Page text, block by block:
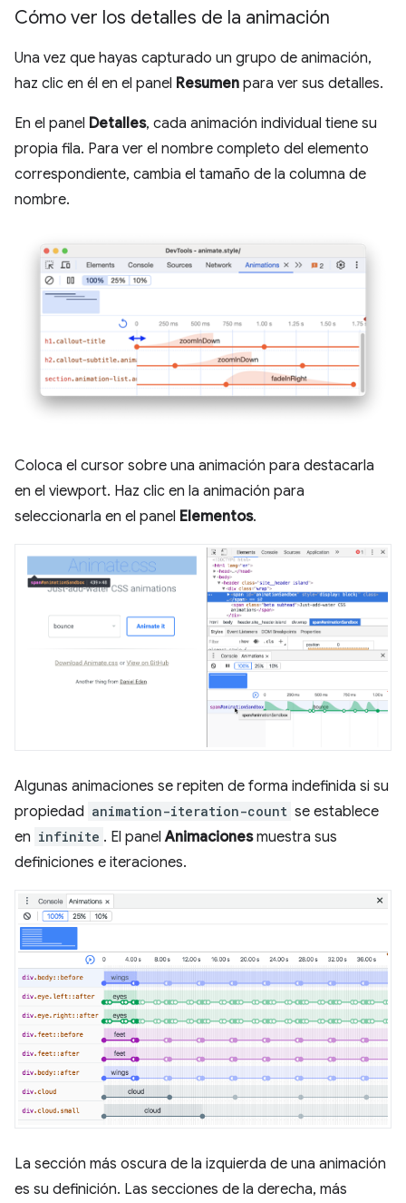
Cómo ver los detalles de la animación
Una vez que hayas capturado un grupo de animación,
haz clic en él en el panel Resumen para ver sus detalles.
En el panel Detalles, cada animación individual tiene su
propia fila. Para ver el nombre completo del elemento
correspondiente, cambia el tamaño de la columna de
nombre.
Coloca el cursor sobre una animación para destacarla
en el viewport. Haz clic en la animación para
seleccionarla en el panel Elementos.
Algunas animaciones se repiten de forma indefinida si su
propiedad animation-iteration-count se establece
en infinite . El panelAnimacionesmuestra sus
definiciones e iteraciones.
La sección más oscura de la izquierda de una animación
es su definición. Las secciones de la derecha, más